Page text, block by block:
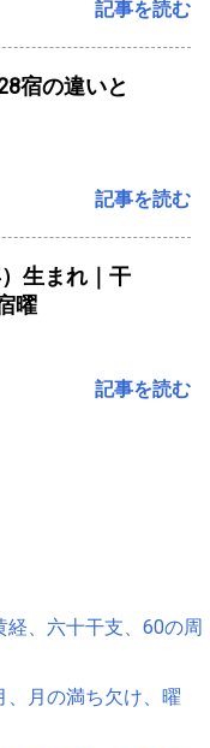
記事を読む
宿の違いと
記事を読む
生まれ｜干
曜
記事を読む
経、六十干支、60の周
月の満ち欠け、曜